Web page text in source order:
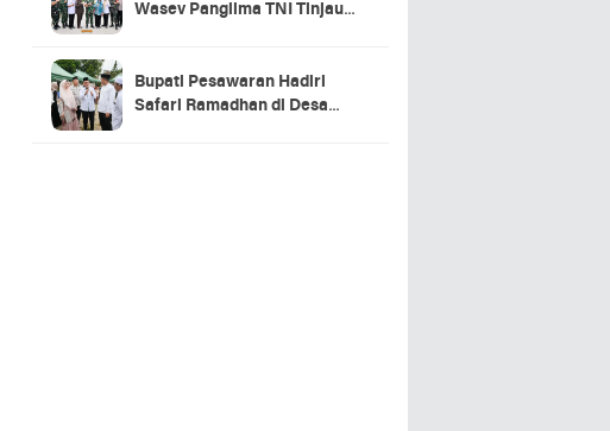
Wasev Panglima TNI Tinjau
Bupati Pesawaran Hadiri
Safari Ramadhan di Desa